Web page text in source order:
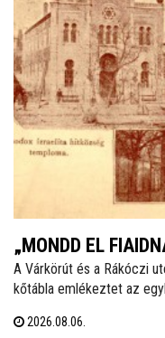
„MONDD EL
A Várkörút és a Rákóczi
kőtábla emlékeztet az
legtöbben a
2026.08.06.